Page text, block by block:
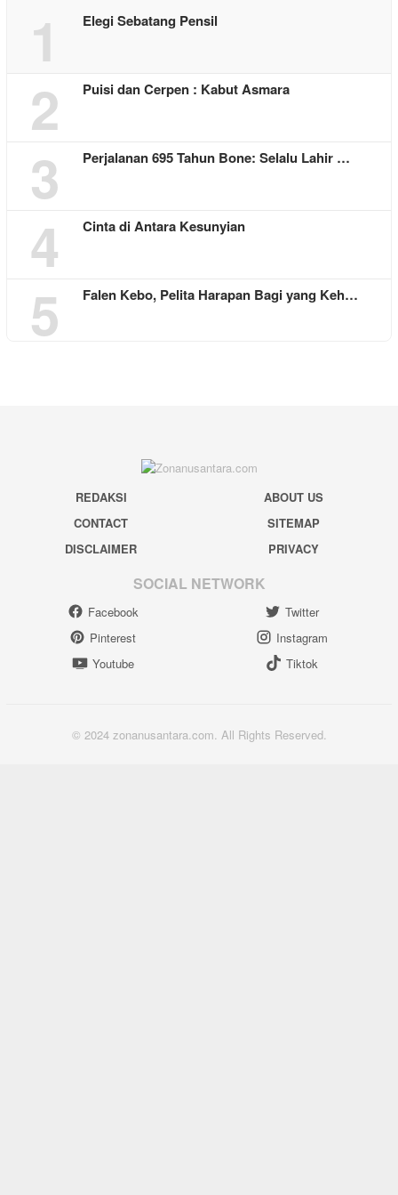
1 Elegi Sebatang Pensil
2 Puisi dan Cerpen : Kabut Asmara
3 Perjalanan 695 Tahun Bone: Selalu Lahir …
4 Cinta di Antara Kesunyian
5 Falen Kebo, Pelita Harapan Bagi yang Keh…
REDAKSI
ABOUT US
CONTACT
SITEMAP
DISCLAIMER
PRIVACY
SOCIAL NETWORK
Facebook
Twitter
Pinterest
Instagram
Youtube
Tiktok
© 2024 zonanusantara.com. All Rights Reserved.